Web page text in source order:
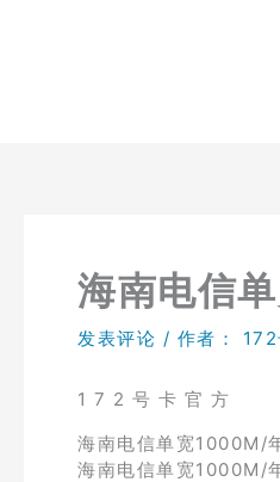
海南电信
发表评论 / 作者：
1 7 2 号 卡 官 方
海南电信单宽1000M/
海南电信单宽1000M/